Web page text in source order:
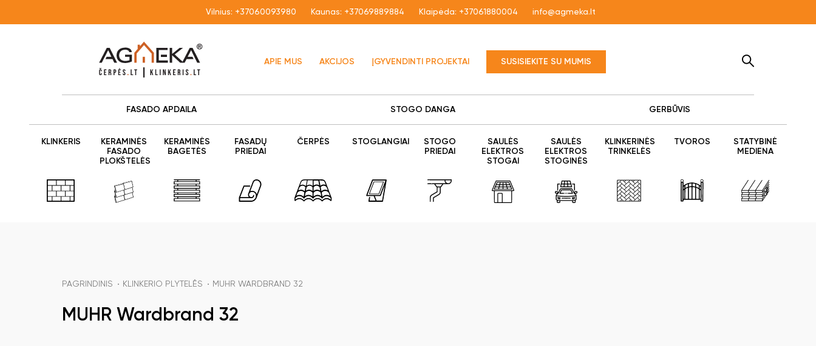
Vilnius: +37060093980 Kaunas: +37069889884 Klaipėda: +37061880004 info@agmeka.lt
APIE MUS AKCIJOS ĮGYVENDINTI PROJEKTAI SUSISIEKITE SU MUMIS
FASADO APDAILA STOGO DANGA GERBŪVIS
KLINKERIS
KERAMINĖS
FASADO
PLOKŠTELĖS
KERAMINĖS
BAGETĖS
FASADŲ
PRIEDAI
ČERPĖS STOGLANGIAI
STOGO
PRIEDAI
SAULĖS
ELEKTROS
STOGAI
SAULĖS
ELEKTROS
STOGINĖS
KLINKERINĖS
TRINKELĖS
TVOROS
STATYBINĖ
MEDIENA
PAGRINDINIS KLINKERIO PLYTELĖS MUHR WARDBRAND 32
MUHR Wardbrand 32